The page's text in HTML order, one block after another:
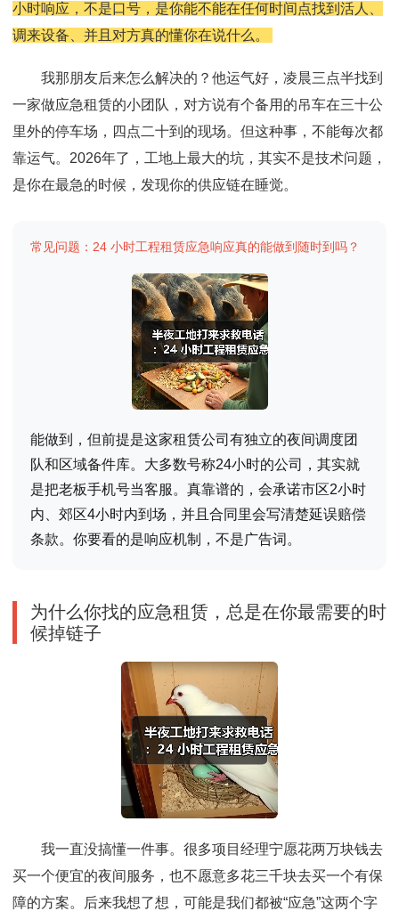
小时响应，不是口号，是你能不能在任何时间点找到活人、
调来设备、并且对方真的懂你在说什么。
我那朋友后来怎么解决的？他运气好，凌晨三点半找到
一家做应急租赁的小团队，对方说有个备用的吊车在三十公
里外的停车场，四点二十到的现场。但这种事，不能每次都
靠运气。2026年了，工地上最大的坑，其实不是技术问题，
是你在最急的时候，发现你的供应链在睡觉。
常见问题：24 小时工程租赁应急响应真的能做到随时到吗？
能做到，但前提是这家租赁公司有独立的夜间调度团
队和区域备件库。大多数号称24小时的公司，其实就
是把老板手机号当客服。真靠谱的，会承诺市区2小时
内、郊区4小时内到场，并且合同里会写清楚延误赔偿
条款。你要看的是响应机制，不是广告词。
为什么你找的应急租赁，总是在你最需要的时
候掉链子
我一直没搞懂一件事。很多项目经理宁愿花两万块钱去
买一个便宜的夜间服务，也不愿意多花三千块去买一个有保
障的方案。后来我想了想，可能是我们都被“应急”这两个字